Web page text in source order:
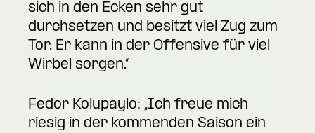
sich in den Ecken sehr gut
durchsetzen und besitzt viel Zug zum
Tor. Er kann in der Offensive für viel
Wirbel sorgen.“
Fedor Kolupaylo: „Ich freue mich
riesig in der kommenden Saison ein